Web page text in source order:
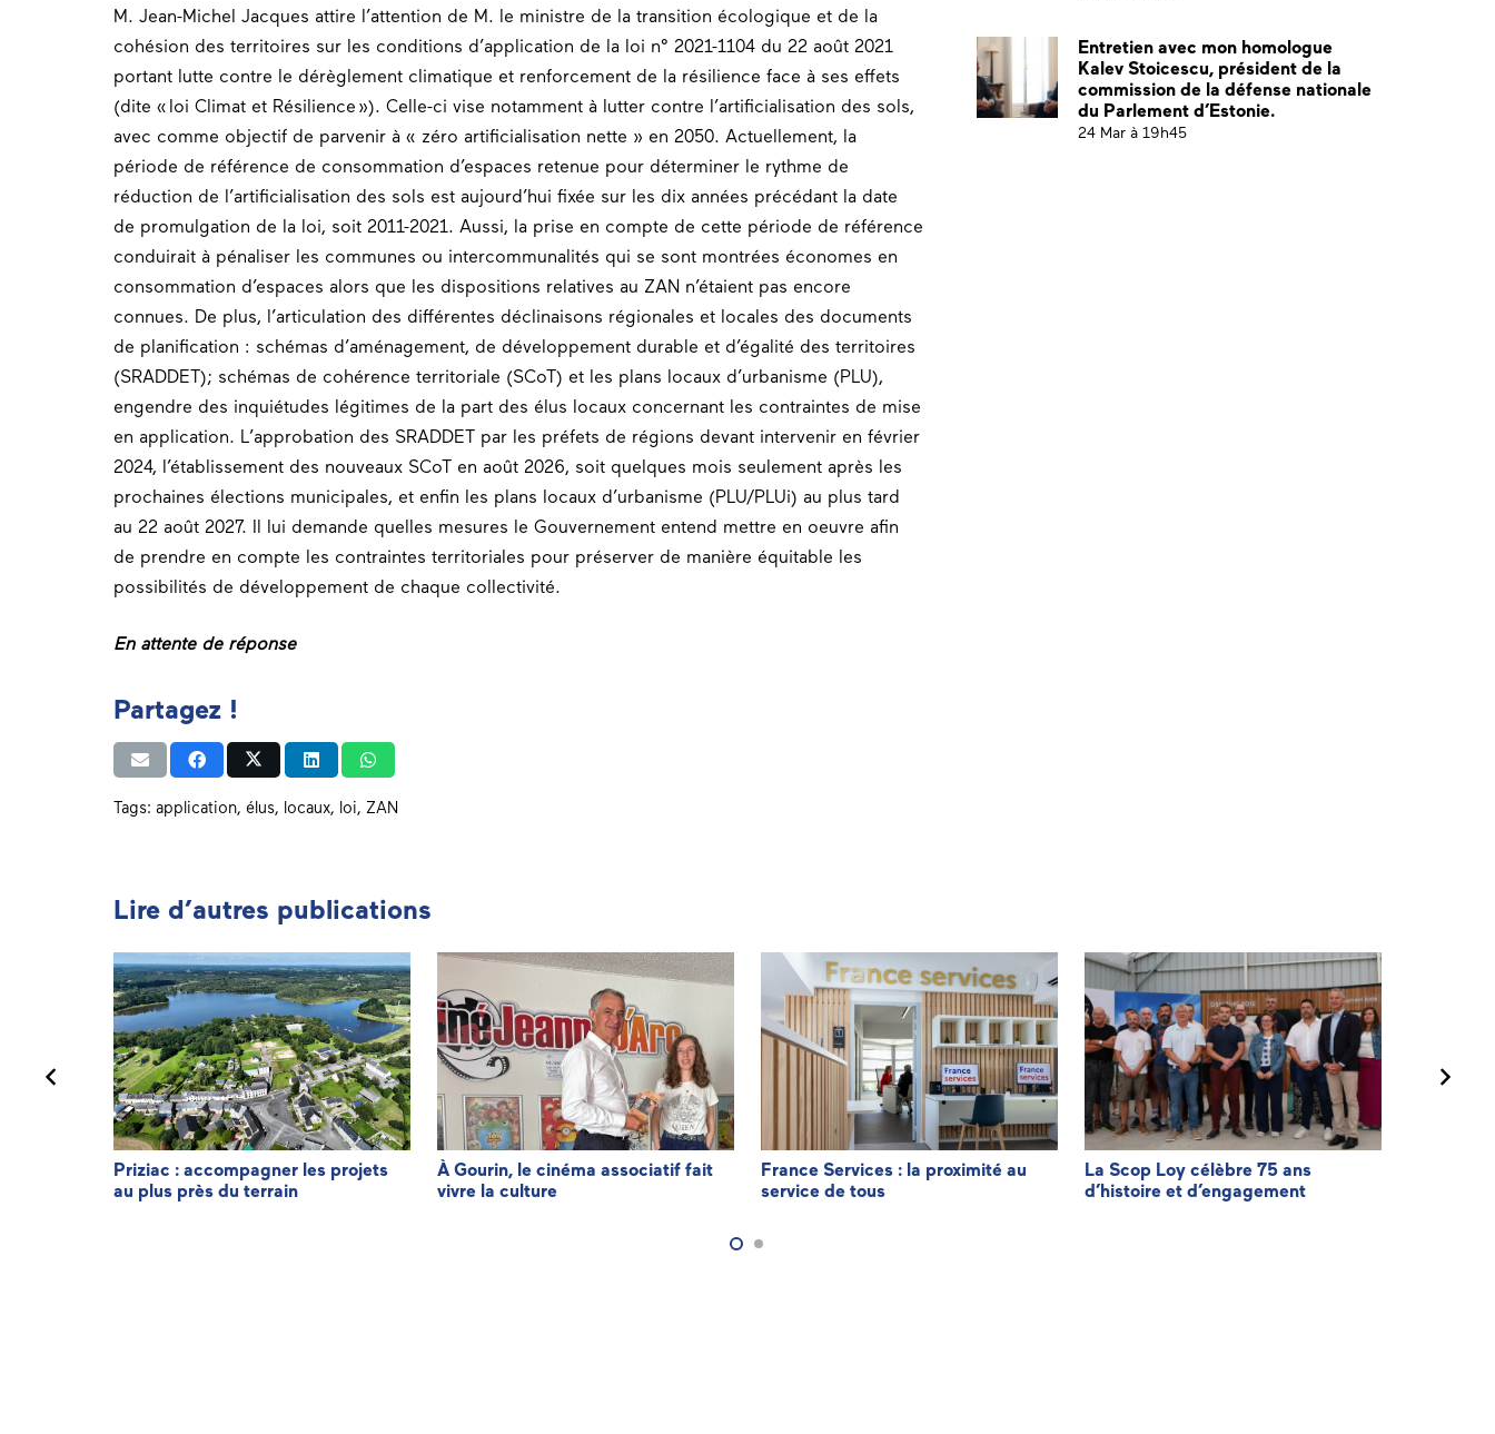
M. Jean-Michel Jacques attire l’attention de M. le ministre de la transition écologique et de la
cohésion des territoires sur les conditions d’application de la loi n° 2021-1104 du 22 août 2021
portant lutte contre le dérèglement climatique et renforcement de la résilience face à ses effets
(dite « loi Climat et Résilience »). Celle-ci vise notamment à lutter contre l’artificialisation des sols,
avec comme objectif de parvenir à « zéro artificialisation nette » en 2050. Actuellement, la
période de référence de consommation d’espaces retenue pour déterminer le rythme de
réduction de l’artificialisation des sols est aujourd’hui fixée sur les dix années précédant la date
de promulgation de la loi, soit 2011-2021. Aussi, la prise en compte de cette période de référence
conduirait à pénaliser les communes ou intercommunalités qui se sont montrées économes en
consommation d’espaces alors que les dispositions relatives au ZAN n’étaient pas encore
connues. De plus, l’articulation des différentes déclinaisons régionales et locales des documents
de planification : schémas d’aménagement, de développement durable et d’égalité des territoires
(SRADDET); schémas de cohérence territoriale (SCoT) et les plans locaux d’urbanisme (PLU),
engendre des inquiétudes légitimes de la part des élus locaux concernant les contraintes de mise
en application. L’approbation des SRADDET par les préfets de régions devant intervenir en février
2024, l’établissement des nouveaux SCoT en août 2026, soit quelques mois seulement après les
prochaines élections municipales, et enfin les plans locaux d’urbanisme (PLU/PLUi) au plus tard
au 22 août 2027. Il lui demande quelles mesures le Gouvernement entend mettre en oeuvre afin
de prendre en compte les contraintes territoriales pour préserver de manière équitable les
possibilités de développement de chaque collectivité.
En attente de réponse
Entretien avec mon homologue
Kalev Stoicescu, président de la
commission de la défense nationale
du Parlement d’Estonie.
24 Mar à 19h45
Partagez !
Tags: application, élus, locaux, loi, ZAN
Lire d’autres publications
Priziac : accompagner les projets
au plus près du terrain
À Gourin, le cinéma associatif fait
vivre la culture
France Services : la proximité au
service de tous
La Scop Loy célèbre 75 ans
d’histoire et d’engagement